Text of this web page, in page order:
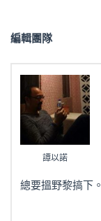
編輯團隊
譚以諾
總要搵野黎搞下。